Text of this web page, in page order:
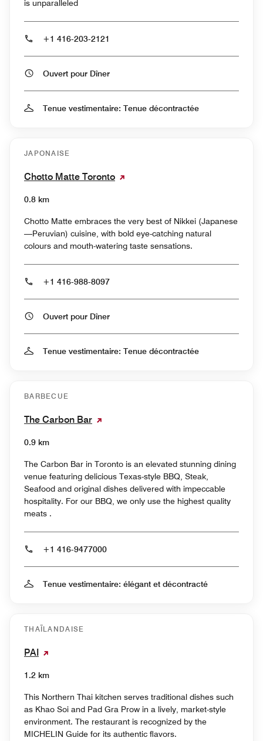
is unparalleled
+1 416-203-2121
Ouvert pour Dîner
Tenue vestimentaire: Tenue décontractée
JAPONAISE
Chotto Matte Toronto
0.8 km
Chotto Matte embraces the very best of Nikkei (Japanese
—Peruvian) cuisine, with bold eye-catching natural
colours and mouth-watering taste sensations.
+1 416-988-8097
Ouvert pour Dîner
Tenue vestimentaire: Tenue décontractée
BARBECUE
The Carbon Bar
0.9 km
The Carbon Bar in Toronto is an elevated stunning dining
venue featuring delicious Texas-style BBQ, Steak,
Seafood and original dishes delivered with impeccable
hospitality. For our BBQ, we only use the highest quality
meats .
+1 416-9477000
Tenue vestimentaire: élégant et décontracté
THAÏLANDAISE
PAI
1.2 km
This Northern Thai kitchen serves traditional dishes such
as Khao Soi and Pad Gra Prow in a lively, market-style
environment. The restaurant is recognized by the
MICHELIN Guide for its authentic flavors.